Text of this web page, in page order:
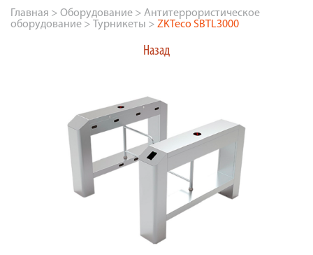
Главная > Оборудование > Антитеррористическое
оборудование > Турникеты > ZKTeco SBTL3000
Назад